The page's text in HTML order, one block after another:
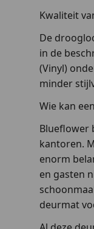
Kwaliteit
De
in de
(Vinyl)
minder
Wie kan
Blueflower
kantoren.
enorm
en gasten
deurmat